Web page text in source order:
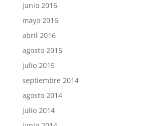
junio 2016
mayo 2016
abril 2016
agosto 2015
julio 2015
septiembre 2014
agosto 2014
julio 2014